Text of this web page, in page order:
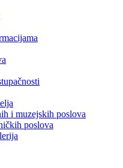
i muzejskih poslova
poslova